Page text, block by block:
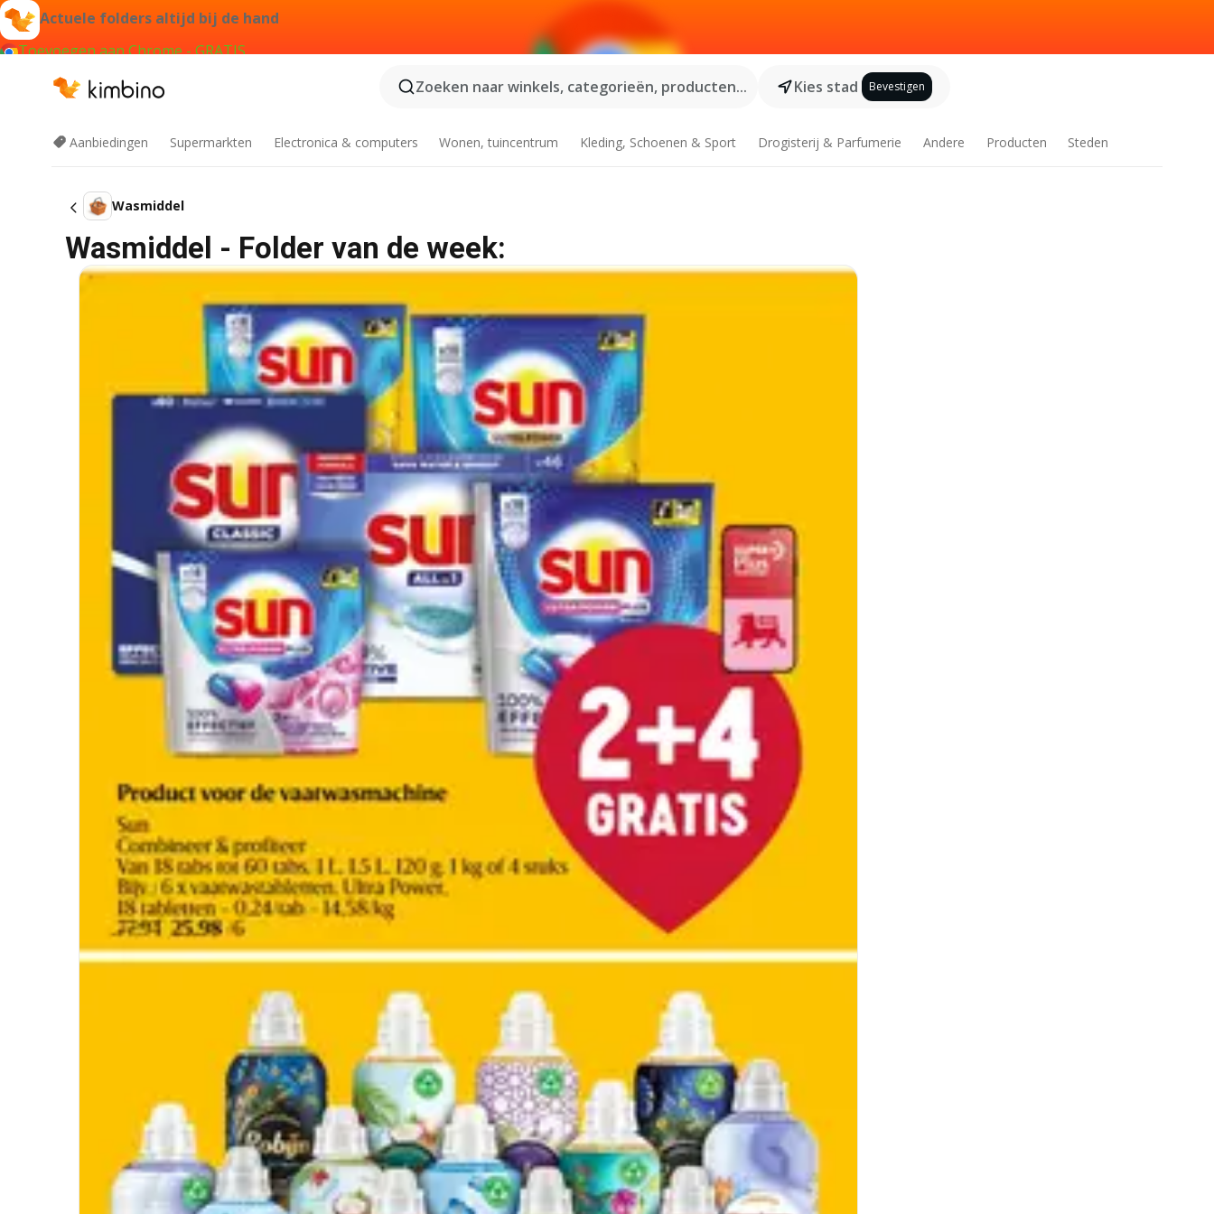
Actuele folders altijd bij de hand
Toevoegen aan Chrome - GRATIS
Zoeken naar winkels, categorieën, producten...
Kies stad Bevestigen
Aanbiedingen Supermarkten Electronica & computers Wonen, tuincentrum Kleding, Schoenen & Sport Drogisterij & Parfumerie Andere Producten Steden
Wasmiddel
Wasmiddel - Folder van de week: